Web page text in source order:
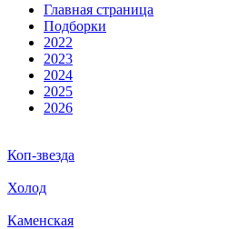
Глав­ная стра­ни­ца
Подборки
2022
2023
2024
2025
2026
Коп-звезда
Холод
Каменская